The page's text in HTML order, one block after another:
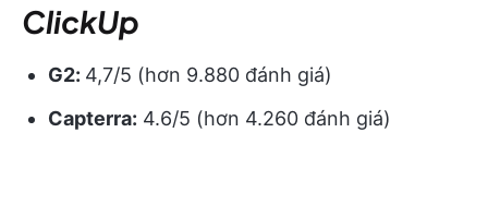
ClickUp
G2: 4,7/5 (hơn 9.880 đánh giá)
Capterra: 4.6/5 (hơn 4.260 đánh giá)